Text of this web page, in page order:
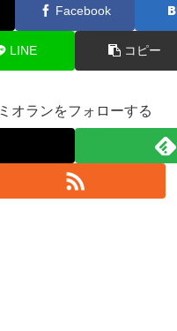
Facebook
LINE コピー
ミオランをフォローする